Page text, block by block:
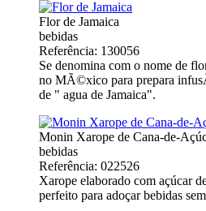
Flor de Jamaica
bebidas
Referência: 130056
Se denomina com o nome de
no MÃ©xico para prepara
de " agua de Jamaica".
Monin Xarope de Cana-de-
bebidas
Referência: 022526
Xarope elaborado com açúcar
perfeito para adoçar bebidas